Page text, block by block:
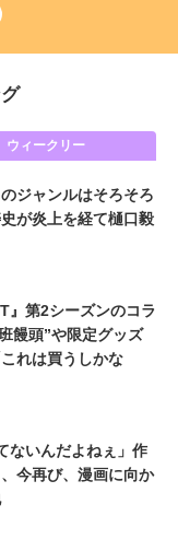
ウィークリー
ジャンルはそろそろ
が炎上を経て樋口毅
』第2シーズンのコラ
饅頭”や限定グッズ
れは買うしかな
ないんだよねぇ」作
今再び、漫画に向か